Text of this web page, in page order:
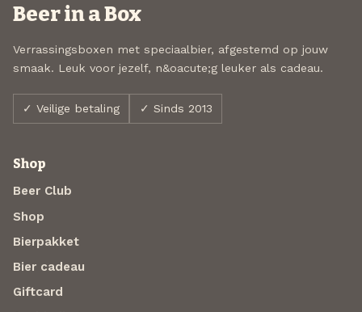
Beer in a Box
Verrassingsboxen met speciaalbier, afgestemd op jouw
smaak. Leuk voor jezelf, n&oacute;g leuker als cadeau.
✓ Veilige betaling ✓ Sinds 2013
Shop
Beer Club
Shop
Bierpakket
Bier cadeau
Giftcard